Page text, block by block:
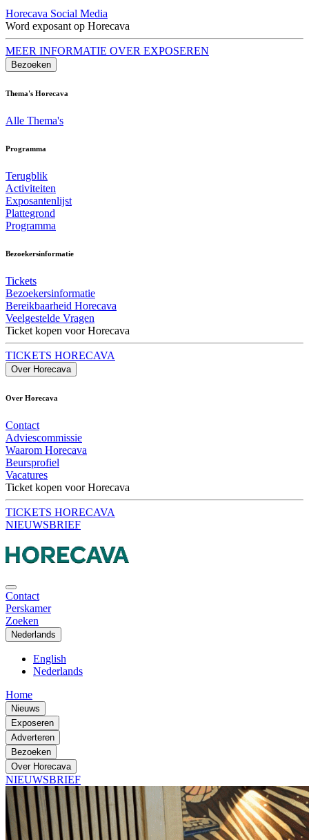
Horecava Social Media
Word exposant op Horecava
MEER INFORMATIE OVER EXPOSEREN
Bezoeken
Thema's Horecava
Alle Thema's
Programma
Terugblik
Activiteiten
Exposantenlijst
Plattegrond
Programma
Bezoekersinformatie
Tickets
Bezoekersinformatie
Bereikbaarheid Horecava
Veelgestelde Vragen
Ticket kopen voor Horecava
TICKETS HORECAVA
Over Horecava
Over Horecava
Contact
Adviescommissie
Waarom Horecava
Beursprofiel
Vacatures
Ticket kopen voor Horecava
TICKETS HORECAVA
NIEUWSBRIEF
Contact
Perskamer
Zoeken
Nederlands
English
Nederlands
Home
Nieuws
Exposeren
Adverteren
Bezoeken
Over Horecava
NIEUWSBRIEF